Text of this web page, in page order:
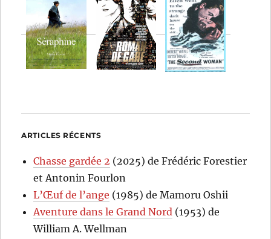
ARTICLES RÉCENTS
Chasse gardée 2 (2025) de Frédéric Forestier
et Antonin Fourlon
L’Œuf de l’ange (1985) de Mamoru Oshii
Aventure dans le Grand Nord (1953) de
William A. Wellman